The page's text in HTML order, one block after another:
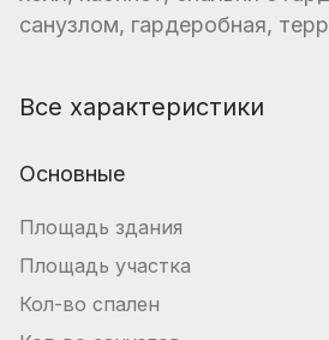
санузлом, гардеробная,
Все характеристики
Основные
Площадь здания
Площадь участка
Кол-во спален